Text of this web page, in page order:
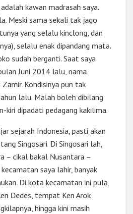
kawan madrasah saya.
Meski sama sekali tak jago
yang selalu kinclong, dan
selalu enak dipandang mata.
sudah berganti. Saat saya
Juni 2014 lalu, nama
Kondisinya pun tak
lalu. Malah boleh dibilang
kiri dipadati pedagang kakilima.
sejarah Indonesia, pasti akan
Singosari. Di Singosari lah,
– cikal bakal Nusantara –
saya lahir, banyak
Di kota kecamatan ini pula,
Dedes, tempat Ken Arok
hingga kini masih